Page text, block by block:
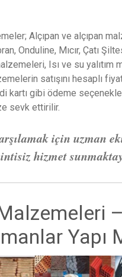
Alçıpan ve alçıpan
Onduline, Mıcır, Çatı
Isı ve su
satışını hesaplı
kartı gibi ödeme
sevk ettirilir.
için uzman
hizmet
Yapı